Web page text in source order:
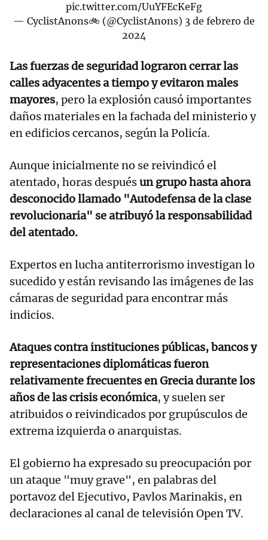
pic.twitter.com/UuYFEcKeFg
— CyclistAnons🚲 (@CyclistAnons) 3 de febrero de
2024
Las fuerzas de seguridad lograron cerrar las
calles adyacentes a tiempo y evitaron males
mayores, pero la explosión causó importantes
daños materiales en la fachada del ministerio y
en edificios cercanos, según la Policía.
Aunque inicialmente no se reivindicó el
atentado, horas despuésun grupo hasta ahora
desconocido llamado "Autodefensa de la clase
revolucionaria" se atribuyó la responsabilidad
del atentado.
Expertos en lucha antiterrorismo investigan lo
sucedido y están revisando las imágenes de las
cámaras de seguridad para encontrar más
indicios.
Ataques contra instituciones públicas, bancos y
representaciones diplomáticas fueron
relativamente frecuentes en Grecia durante los
años de las crisis económica, y suelen ser
atribuidos o reivindicados por grupúsculos de
extrema izquierda o anarquistas.
El gobierno ha expresado su preocupación por
un ataque "muy grave", en palabras del
portavoz del Ejecutivo, Pavlos Marinakis, en
declaraciones al canal de televisión Open TV.